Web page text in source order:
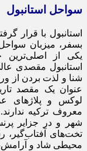
سواحل استانبول
استانبول با قرار
بسفر، میزبان
یکی از اصلی‌ترین
استانبول مقصدی
شنا و لذت بردن از
عنوان یک مقصد
لوکس و پلاژهای
معروف ترکیه
شهر و در جزایر
تخت‌های آفتاب‌گیر،
محیطی شاد و